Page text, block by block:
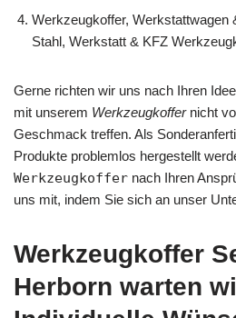
Werkzeugkoffer, Werkstattwagen
Stahl, Werkstatt & KFZ
Gerne richten wir uns nach Ihren
mit unserem Werkzeugkoffernicht
Geschmack treffen. Als
Produkte problemlos hergestellt
Werkzeugkoffer nach Ihren
uns mit, indem Sie sich an unser
Werkzeugkoffer
Herborn warten